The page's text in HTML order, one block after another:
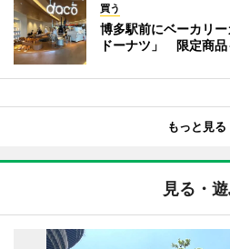
買う
博多駅前にベーカリ
ドーナツ」 限定商品
もっと見る
見る・